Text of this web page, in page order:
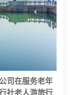
司在服务老年
社老人游旅行